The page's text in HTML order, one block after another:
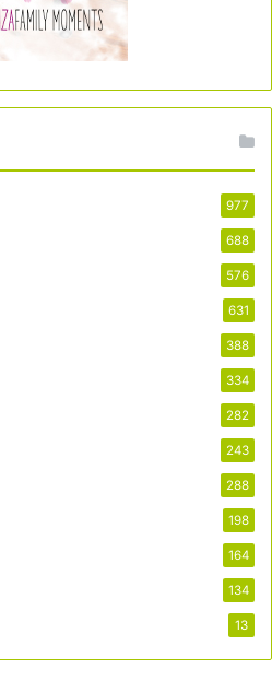
977
688
576
631
388
334
282
243
288
198
164
134
13